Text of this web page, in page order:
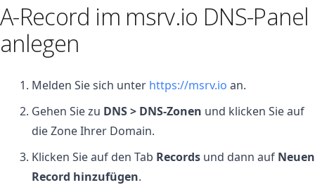
A-Record im msrv.io DNS-Panel
anlegen
Melden Sie sich unter https://msrv.io an.
Gehen Sie zu DNS > DNS-Zonen und klicken Sie auf
die Zone Ihrer Domain.
Klicken Sie auf den Tab Records und dann auf Neuen
Record hinzufügen.